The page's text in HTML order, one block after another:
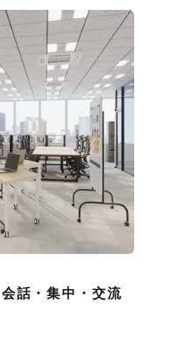
話・集中・交流